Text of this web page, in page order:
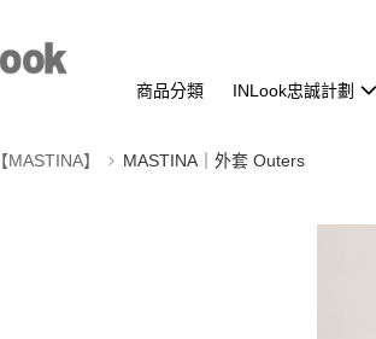
商品分類 INLook忠誠計劃
【MASTINA】 MASTINA｜外套 Outers